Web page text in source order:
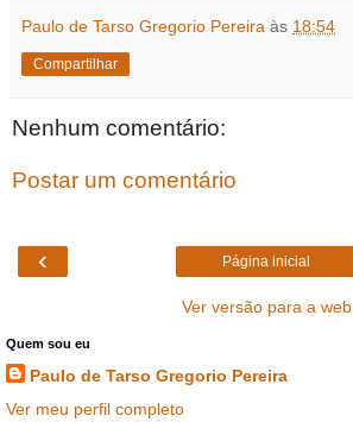
Paulo de Tarso Gregorio Pereira às 18:54
Compartilhar
Nenhum comentário:
Postar um comentário
‹ Página inicial
Ver versão para a web
Quem sou eu
Paulo de Tarso Gregorio Pereira
Ver meu perfil completo